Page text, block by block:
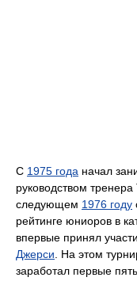
С 1975 годa начал
руководством
следующем 1976 году
рейтинге юниоров в
впервые принял
Джерси . На этом
заработал первые